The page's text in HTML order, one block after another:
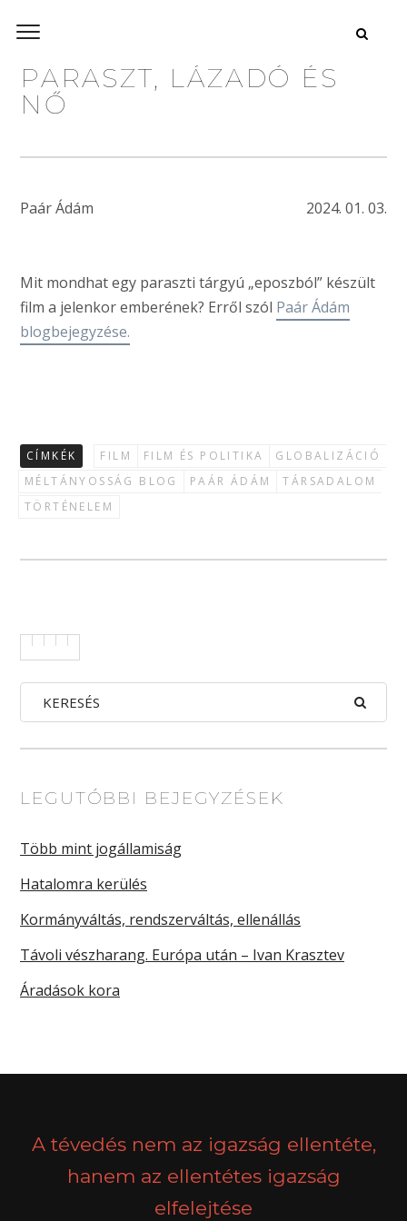
PARASZT, LÁZADÓ ÉS
NŐ
Paár Ádám 2024. 01. 03.
Mit mondhat egy paraszti tárgyú „eposzból” készült
film a jelenkor emberének? Erről szól Paár Ádám
blogbejegyzése.
CÍMKÉK FILM FILM ÉS POLITIKA
GLOBALIZÁCIÓ
MÉLTÁNYOSSÁG BLOG
PAÁR ÁDÁM
TÁRSADALOM
TÖRTÉNELEM
LEGUTÓBBI BEJEGYZÉSEK
Több mint jogállamiság
Hatalomra kerülés
Kormányváltás, rendszerváltás, ellenállás
Távoli vészharang. Európa után – Ivan Krasztev
Áradások kora
A tévedés nem az igazság ellentéte,
hanem az ellentétes igazság
elfelejtése